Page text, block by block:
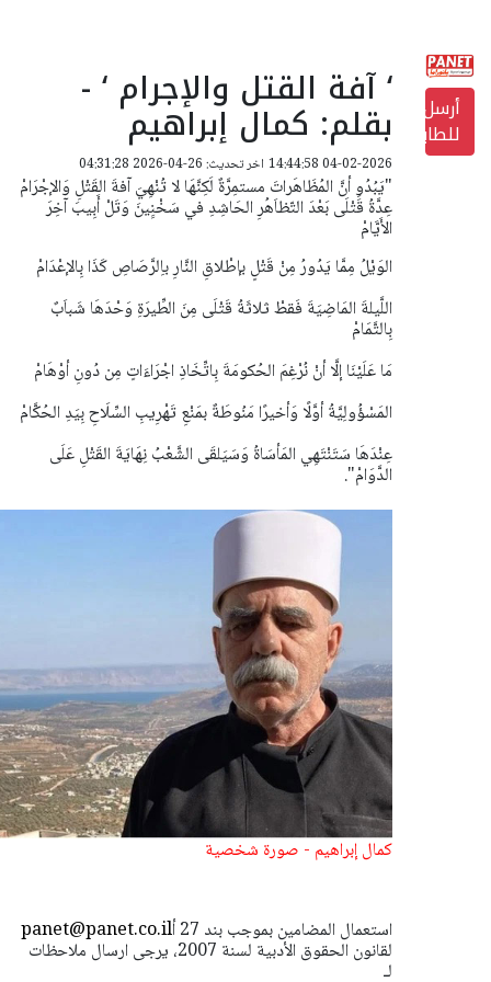
أرسل
للطابعة
‘ آفة القتل والإجرام ‘ -
بقلم: كمال إبراهيم
04-02-2026 14:44:58 اخر تحديث: 26-04-2026 04:31:28
"يَبُدُو أنَّ المُظَاهَراتَ مستمِرَّةٌ لَكِنَّهَا لا تُنْهِيَ آفةَ القَتْلِ وَالإجْرَامْ
عِدَّةُ قََتْلَى بَعْدَ التّظاَهُرِ الحَاشِدِ في سَخْنِِينَ وَتَلْ أَبِيبَ آخِرَ
الأَيَّامْ
الوَيْلُ مِمَّا يَدُورُ مِنْ قَتْلٍ بإطْلاقِ النَّارِ باِلرَّصَاصِ كَذَا بِالإعْدَامْ
اللَّيلةَ المَاضِيَةَ فَقطْ ثلاثَةُ قَتْلَى مِنَ الطِّيرَةِ وَحْدَهَا شَباَبٌ
بِالتَّمَامْ
مَا عَلَيْنَا إلَّا أنْ نُرْغِمَ الحُكومَةَ بِاتِّخَاذِ اجْرَاءَاتٍ مِن دُونِ أوْهَامْ
المَسْؤُولِيَّةُ أوَّلًا وَأخيرًا مَنُوطَةٌ بمَنْعِ تَهْرِيبِ السِّلَاحِ بِيَدِ الحُكَّامْ
عِنْدَهَا سَتَنْتَهِي المَأسَاةُ وَسَيَلقَى الشَّعْبُ نِهَايَةَ القَتْلِ عَلَى
الدَّوَامْ".
كمال إبراهيم - صورة شخصية
panet@panet.co.ilاستعمال المضامين بموجب بند 27 أ
لقانون الحقوق الأدبية لسنة 2007، يرجى ارسال ملاحظات
لـ